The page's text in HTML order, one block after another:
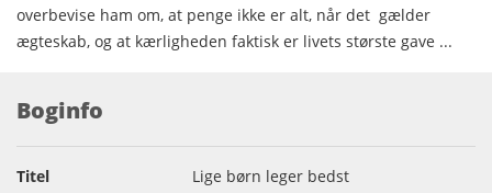
overbevise ham om, at penge ikke er alt, når det gælder
ægteskab, og at kærligheden faktisk er livets største gave ...
Boginfo
Titel
Lige børn leger bedst